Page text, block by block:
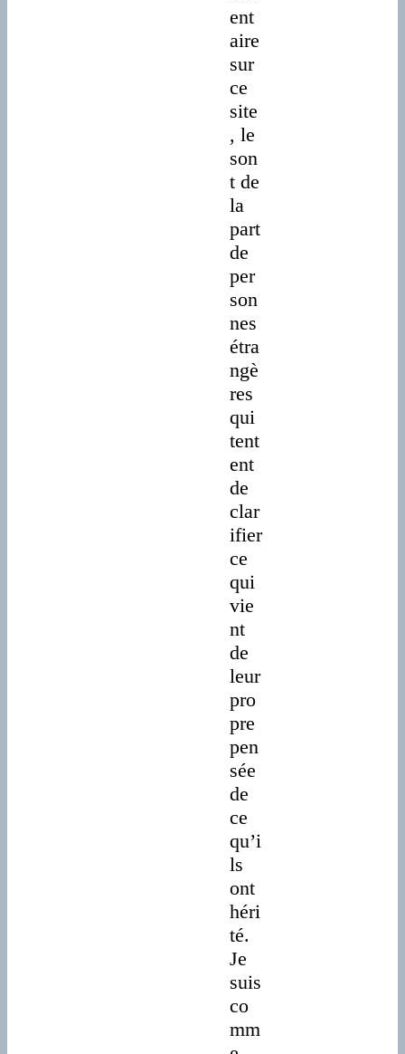
ent
aire
sur
ce
site
, le
son
t de
la
part
de
per
son
nes
étra
ngè
res
qui
tent
ent
de
clar
ifier
ce
qui
vie
nt
de
leur
pro
pre
pen
sée
de
ce
qu’i
ls
ont
héri
té.
Je
suis
co
mm